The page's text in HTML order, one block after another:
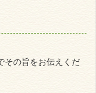
その旨をお伝えくだ